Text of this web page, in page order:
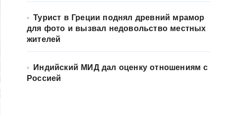
Турист в Греции поднял древний мрамор
для фото и вызвал недовольство местных
жителей
Индийский МИД дал оценку отношениям с
Россией